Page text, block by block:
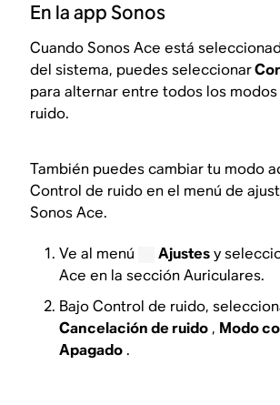
En la app Sonos
Cuando Sonos Ace está
del sistema, puedes seleccionar
para alternar entre todos los
ruido.
También puedes cambiar tu modo
Control de ruido en el menú de
Sonos Ace.
Ve al menú Ajustesy
Ace en la sección Auriculares.
Bajo Control de ruido,
Cancelación de ruido , Modo
Apagado.